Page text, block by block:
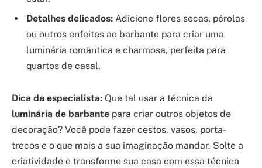
Detalhes delicados: Adicione flores secas, pérolas
ou outros enfeites ao barbante para criar uma
luminária romântica e charmosa, perfeita para
quartos de casal.
Dica da especialista: Que tal usar a técnica da
luminária de barbante para criar outros objetos de
decoração? Você pode fazer cestos, vasos, porta-
trecos e o que mais a sua imaginação mandar. Solte a
criatividade e transforme sua casa com essa técnica